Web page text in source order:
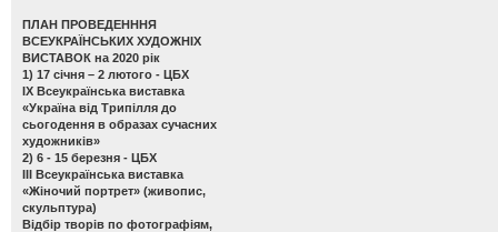
ПЛАН ПРОВЕДЕНННЯ
ВСЕУКРАЇНСЬКИХ ХУДОЖНІХ
ВИСТАВОК на 2020 рік
1) 17 січня – 2 лютого - ЦБХ
ІХ Всеукраїнська виставка
«Україна від Трипілля до
сьогодення в образах сучасних
художників»
2) 6 - 15 березня - ЦБХ
ІІІ Всеукраїнська виставка
«Жіночий портрет» (живопис,
скульптура)
Відбір творів по фотографіям,